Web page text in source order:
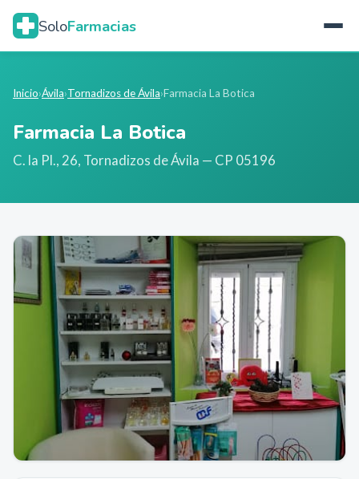
SoloFarmacias
Inicio›Ávila›Tornadizos de Ávila›Farmacia La Botica
Farmacia La Botica
C. la Pl., 26, Tornadizos de Ávila — CP 05196